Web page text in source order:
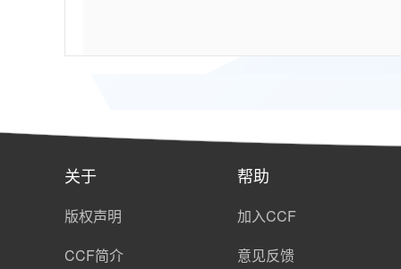
关于
版权声明
CCF简介
帮助
加入CCF
意见反馈